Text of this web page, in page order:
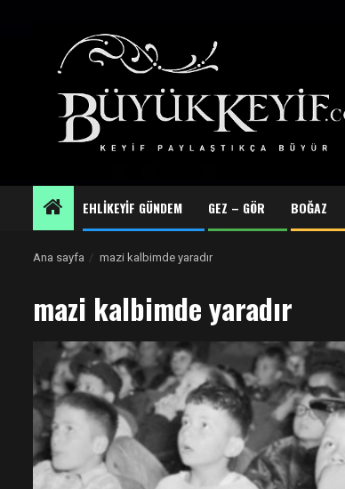
EHLİKEYİF GÜNDEM GEZ – GÖR BOĞAZ
Ana sayfa mazi kalbimde yaradır
mazi kalbimde yaradır